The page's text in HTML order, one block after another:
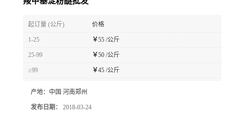
起订量 (公斤) 价格
1-25 ￥55 /公斤
25-99 ￥50 /公斤
≥99 ￥45 /公斤
产地： 中国 河南郑州
发布日期： 2018-03-24